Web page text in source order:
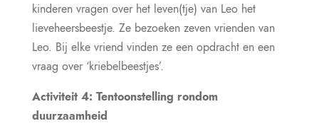
kinderen vragen over het leven(tje) van Leo het
lieveheersbeestje. Ze bezoeken zeven vrienden van
Leo. Bij elke vriend vinden ze een opdracht en een
vraag over ‘kriebelbeestjes’.
Activiteit 4: Tentoonstelling rondom
duurzaamheid